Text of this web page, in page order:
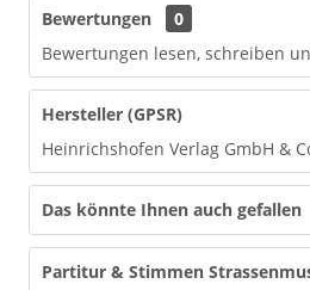
Bewertungen
0
Bewertungen lesen, schreiben
Hersteller (GPSR)
Heinrichshofen Verlag GmbH &
Das könnte Ihnen auch gefallen
Partitur & Stimmen